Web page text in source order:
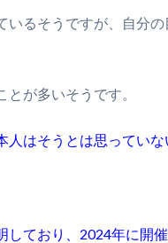
るそうですが、自分
が多いそうです。
人はそうとは思ってい
ており、2024年に開